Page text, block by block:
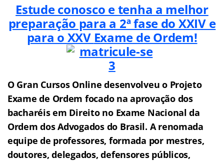
Estude conosco e tenha a melhor
preparação para a 2ª fase do XXIV e
para o XXV Exame de Ordem!
O Gran Cursos Online desenvolveu o Projeto
Exame de Ordem focado na aprovação dos
bacharéis em Direito no Exame Nacional da
Ordem dos Advogados do Brasil. A renomada
equipe de professores, formada por mestres,
doutores, delegados, defensores públicos,